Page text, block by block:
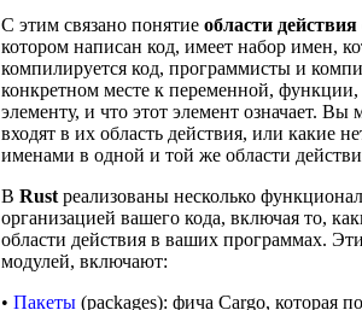
С этим связано понятие области действия
котором написан код, имеет набор имен,
компилируется код, программисты и
конкретном месте к переменной,
элементу, и что этот элемент означает. Вы
входят в их область действия, или какие
именами в одной и той же области
В Rustреализованы несколько
организацией вашего кода, включая то,
области действия в ваших программах.
модулей, включают:
• Пакеты(packages): фича Cargo, которая